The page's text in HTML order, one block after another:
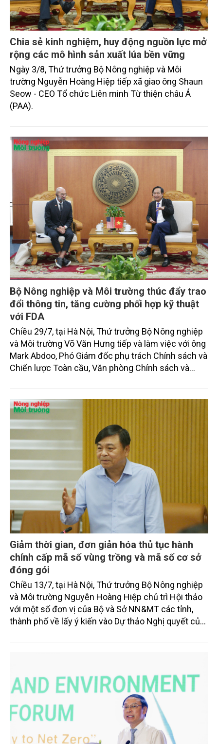
Chia sẻ kinh nghiệm, huy động nguồn lực mở
rộng các mô hình sản xuất lúa bền vững
Ngày 3/8, Thứ trưởng Bộ Nông nghiệp và Môi
trường Nguyễn Hoàng Hiệp tiếp xã giao ông Shaun
Seow - CEO Tổ chức Liên minh Từ thiện châu Á
(PAA).
Bộ Nông nghiệp và Môi trường thúc đẩy trao
đổi thông tin, tăng cường phối hợp kỹ thuật
với FDA
Chiều 29/7, tại Hà Nội, Thứ trưởng Bộ Nông nghiệp
và Môi trường Võ Văn Hưng tiếp và làm việc với ông
Mark Abdoo, Phó Giám đốc phụ trách Chính sách và
Chiến lược Toàn cầu, Văn phòng Chính sách và
và Dược phẩm Hoa Kỳ (FDA).
Giảm thời gian, đơn giản hóa thủ tục hành
chính cấp mã số vùng trồng và mã số cơ sở
đóng gói
Chiều 13/7, tại Hà Nội, Thứ trưởng Bộ Nông nghiệp
và Môi trường Nguyễn Hoàng Hiệp chủ trì Hội thảo
với một số đơn vị của Bộ và Sở NN&MT các tỉnh,
thành phố về lấy ý kiến vào Dự thảo Nghị quyết của
chính về mã số vùng trồng, mã số cơ sở đóng gói.